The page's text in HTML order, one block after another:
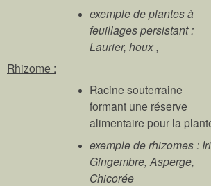
exemple de plantes à
feuillages persistant :
Laurier, houx ,
Rhizome :
Racine souterraine
formant une réserve
alimentaire pour la
exemple de rhizomes :
Gingembre, Asperge,
Chicorée